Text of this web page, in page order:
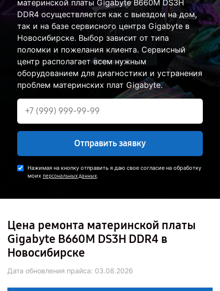
материнской платы Gigabyte B660M DS3H
DDR4 осуществляется как с выездом на дом,
так и на базе сервисного центра Gigabyte в
Новосибирске. Выбор зависит от типа
поломки и пожелания клиента. Сервисный
центр располагает всем нужным
оборудованием для диагностики и устранения
проблем материнских плат Gigabyte.
Отправить заявку
Нажимая на кнопку отправить я даю свое согласие на обработку
моих персональных данных.
Цена ремонта материнской платы
Gigabyte B660M DS3H DDR4 в
Новосибирске
Дата обновления прайса: 03.08.2026